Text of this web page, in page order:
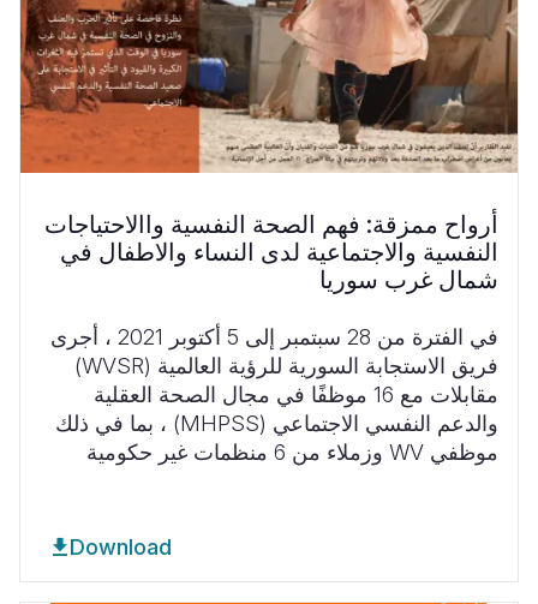
أرواح ممزقة: فهم الصحة النفسية واالاحتياجات
النفسية والاجتماعية لدى النساء والاطفال في
شمال غرب سوريا
في الفترة من 28 سبتمبر إلى 5 أكتوبر 2021 ، أجرى
فريق الاستجابة السورية للرؤية العالمية (WVSR)
مقابلات مع 16 موظفًا في مجال الصحة العقلية
والدعم النفسي الاجتماعي (MHPSS) ، بما في ذلك
موظفي WV وزملاء من 6 منظمات غير حكومية
Download